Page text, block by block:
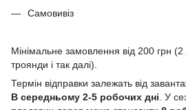
Самовивіз
Мінімальне замовлення від 200 грн (2
троянди і так далі).
Термін відправки залежать від
В середньому 2-5 робочих дні . У